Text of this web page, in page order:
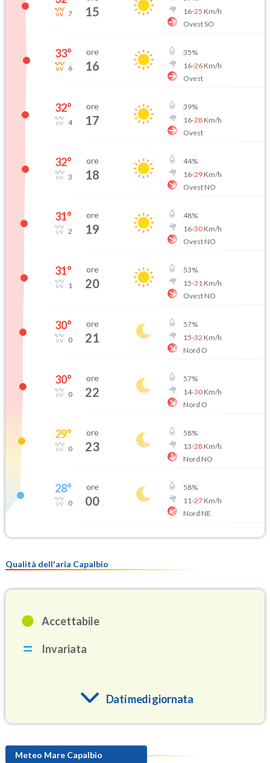
7 15
16-25 Km/h
Ovest SO
33°
6
ore
16
35%
16-26Km/h
Ovest
32°
4
ore
17
39%
16-28Km/h
Ovest
32°
3
ore
18
44%
16-29Km/h
Ovest NO
31°
2
ore
19
48%
16-30Km/h
Ovest NO
31°
1
ore
20
53%
15-31 Km/h
Ovest NO
30°
0
ore
21
57%
15-32 Km/h
Nord O
30°
0
ore
22
57%
14-30Km/h
Nord O
29°
0
ore
23
58%
13-28Km/h
Nord NO
28°
0
ore
00
58%
11-27Km/h
Nord NE
Qualità dell'aria Capalbio
Accettabile
Invariata
Dati medi giornata
(Ozono) 84.8
Meteo Mare Capalbio